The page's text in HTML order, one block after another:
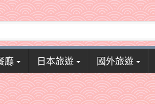
廳 日本旅遊 國外旅遊